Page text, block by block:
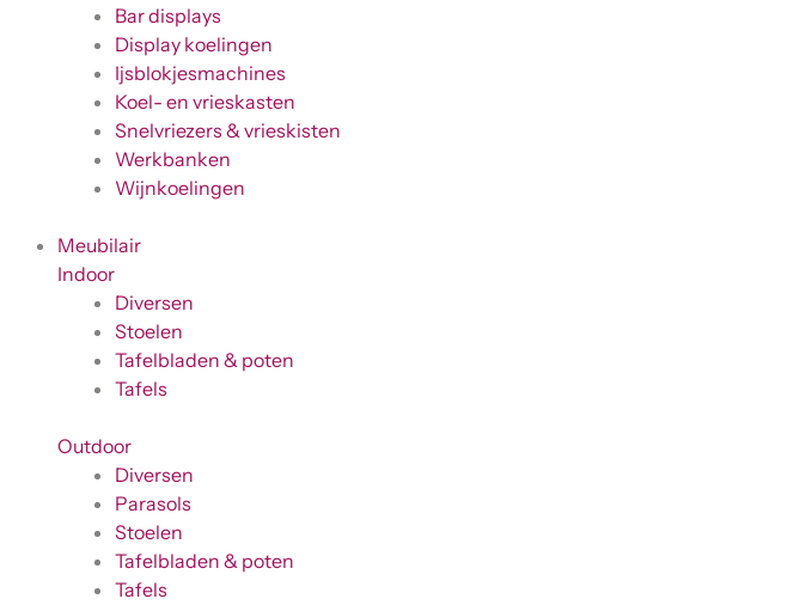
Bar displays
Display koelingen
Ijsblokjesmachines
Koel- en vrieskasten
Snelvriezers & vrieskisten
Werkbanken
Wijnkoelingen
Meubilair
Indoor
Diversen
Stoelen
Tafelbladen & poten
Tafels
Outdoor
Diversen
Parasols
Stoelen
Tafelbladen & poten
Tafels